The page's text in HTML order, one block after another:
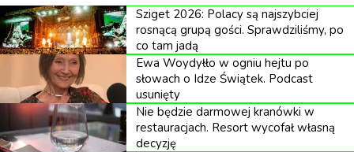
trudnych chwilach. Złoty Delfin na festiwalu w
Cannes dla „Bez retuszu” stanowi ważny krok w
karierze Ewy Ewart oraz zwraca uwagę na istotne
tematy dotyczące zdrowia i walki z chorobą w
społecznym aspekcie.
Ewa Ewart planuje rozwijać swoją działalność
Sziget 2026: Polacy są najszybciej
rosnącą grupą gości. Sprawdziliśmy, po
co tam jadą
Ewa Woydyłło w ogniu hejtu po
słowach o Idze Świątek. Podcast
usunięty
Nie będzie darmowej kranówki w
restauracjach. Resort wycofał własną
decyzję